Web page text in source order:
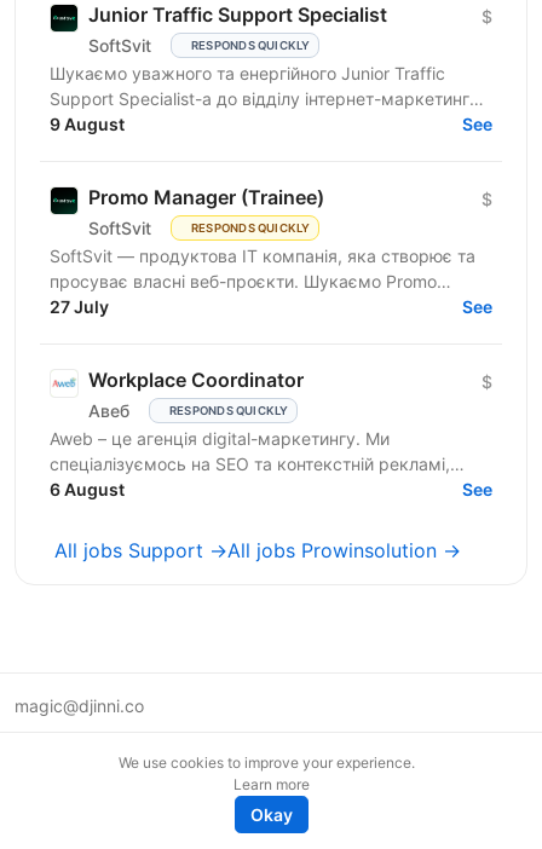
Junior Traffic Support Specialist
SoftSvit RESPONDS QUICKLY
$
Шукаємо уважного та енергійного Junior Traffic
Support Specialist-а до відділу інтернет-маркетингу
продуктової ІТ-компанії. Якщо Ви прагнете
9 August See
Promo Manager (Trainee)
SoftSvit RESPONDS QUICKLY
$
SoftSvit — продуктова IT компанія, яка створює та
просуває власні веб-проєкти. Шукаємо Promo
Manager (Trainee): якщо ти на старті кар'єри й хочеш
27 July See
Workplace Coordinator
Авеб RESPONDS QUICKLY
$
Aweb – це агенція digital-маркетингу. Ми
спеціалізуємось на SEO та контекстній рекламі,
працюємо із середнім бізнесом, як в Україні, так і за
6 August See
All jobs Support →All jobs Prowinsolution →
magic@djinni.co
We use cookies to improve your experience.
Learn more
Okay